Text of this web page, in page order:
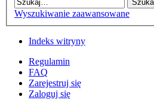
Wyszukiwanie zaawansowane
Indeks witryny
Regulamin
FAQ
Zarejestruj się
Zaloguj się